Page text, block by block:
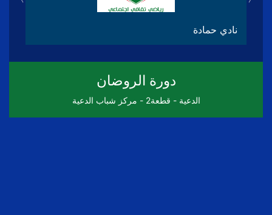
نادي حمادة
دورة الروضان
الدعية - قطعة2 - مركز شباب الدعية